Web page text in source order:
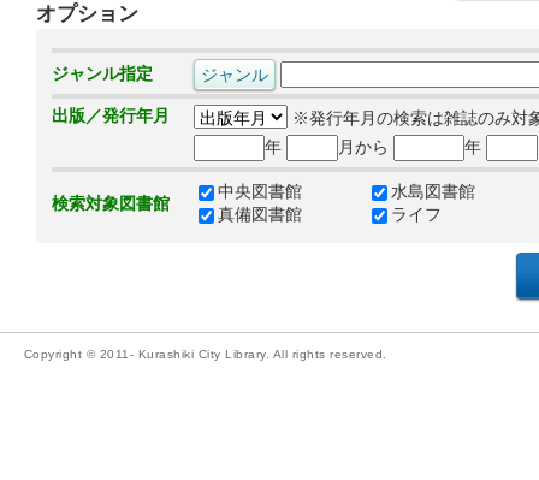
オプション
ジャンル指定
出版／発行年月
※発行年月の検索は雑誌のみ対
年
月から 年
検索対象図書館
中央図書館
水島図書館
真備図書館
ライフ
Copyright © 2011- Kurashiki City Library. All rights reserved.